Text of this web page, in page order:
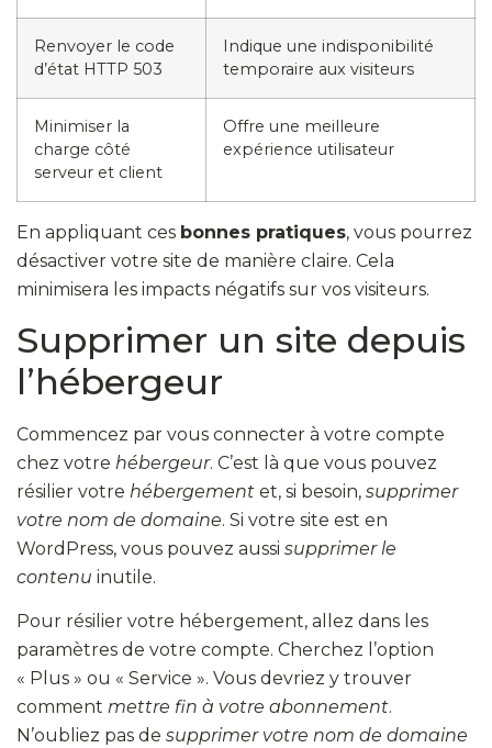
Renvoyer le code
d’état HTTP 503
Indique une indisponibilité
temporaire aux visiteurs
Minimiser la
charge côté
serveur et client
Offre une meilleure
expérience utilisateur
En appliquant ces bonnes pratiques, vous pourrez
désactiver votre site de manière claire. Cela
minimisera les impacts négatifs sur vos visiteurs.
Supprimer un site depuis
l’hébergeur
Commencez par vous connecter à votre compte
chez votre hébergeur. C’est là que vous pouvez
résilier votre hébergement et, si besoin, supprimer
votre nom de domaine. Si votre site est en
WordPress, vous pouvez aussi supprimer le
contenu inutile.
Pour résilier votre hébergement, allez dans les
paramètres de votre compte. Cherchez l’option
« Plus » ou « Service ». Vous devriez y trouver
comment mettre fin à votre abonnement.
N’oubliez pas de supprimer votre nom de domaine